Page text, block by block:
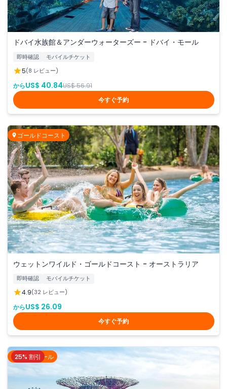
ドバイ水族館＆アンダーウォーターズー - ドバイ・モール
即時確認 モバイルチケット
5(8 レビュー)
からUS$ 40.84US$ 56.91
今すぐ予約
ゴールドコースト
ウェットンワイルド・ゴールドコースト - オーストラリア
即時確認 モバイルチケット
4.9(32 レビュー)
からUS$ 26.09
今すぐ予約
シンガポール
25% 割引